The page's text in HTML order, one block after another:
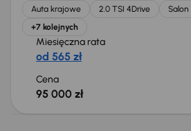
Auta krajowe 2.0 TSI 4Drive Salon
+7 kolejnych
Miesięczna rata
od 565 zł
Cena
95 000 zł